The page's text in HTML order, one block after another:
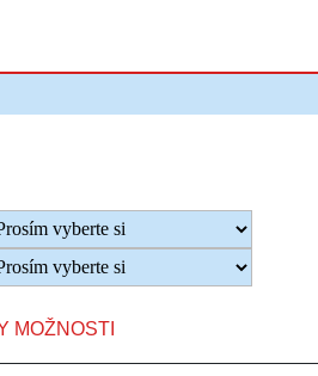
MOŽNOSTI